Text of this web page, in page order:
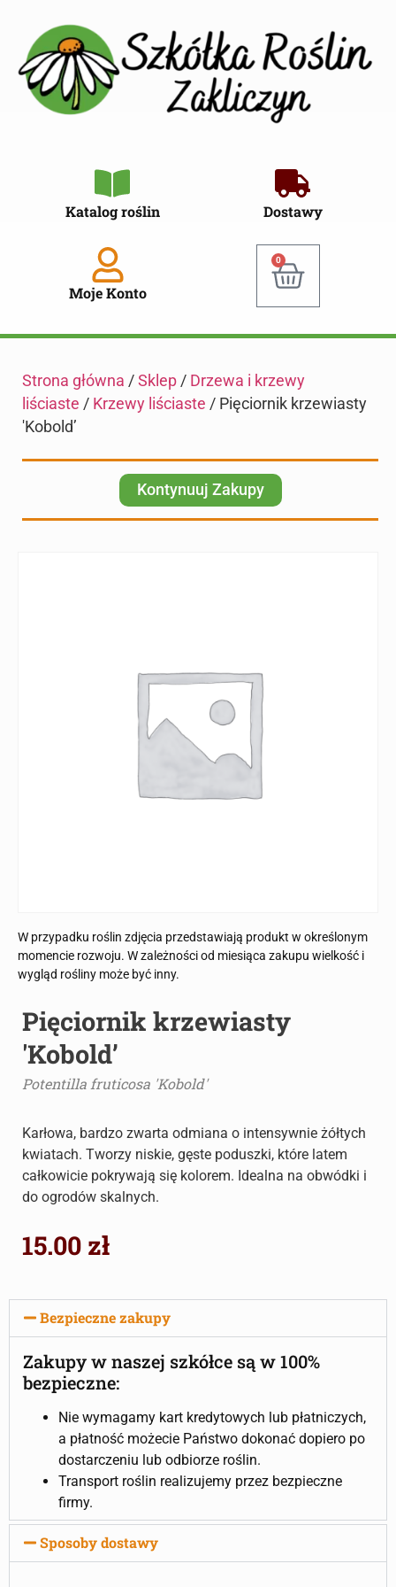
Katalog roślin Dostawy
Moje Konto
0
Strona główna / Sklep / Drzewa i krzewy
liściaste / Krzewy liściaste / Pięciornik krzewiasty
'Kobold’
Kontynuuj Zakupy
W przypadku roślin zdjęcia przedstawiają produkt w określonym
momencie rozwoju. W zależności od miesiąca zakupu wielkość i
wygląd rośliny może być inny.
Pięciornik krzewiasty
'Kobold’
Potentilla fruticosa 'Kobold'
Karłowa, bardzo zwarta odmiana o intensywnie żółtych
kwiatach. Tworzy niskie, gęste poduszki, które latem
całkowicie pokrywają się kolorem. Idealna na obwódki i
do ogrodów skalnych.
15.00 zł
Bezpieczne zakupy
Zakupy w naszej szkółce są w 100%
bezpieczne:
Nie wymagamy kart kredytowych lub płatniczych,
a płatność możecie Państwo dokonać dopiero po
dostarczeniu lub odbiorze roślin.
Transport roślin realizujemy przez bezpieczne
firmy.
Sposoby dostawy